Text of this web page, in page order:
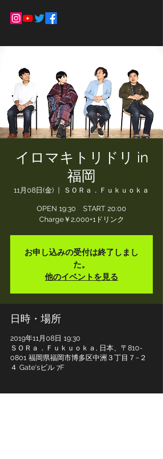
イロマキトリドリ in
福岡
11月08日(金)
  |
ＳＯＲａ．Ｆｕｋｕｏｋａ
OPEN 19:30 START 20:00
Charge￥2,000+1ドリンク
お申し込みの受付は終了しまし
た。
他のイベントを見る
日時・場所
2019年11月08日 19:30
ＳＯＲａ．Ｆｕｋｕｏｋａ, 日本、〒810-
0801 福岡県福岡市博多区中洲３丁目７−２
４ Gate'sビル 7F
イベントについて